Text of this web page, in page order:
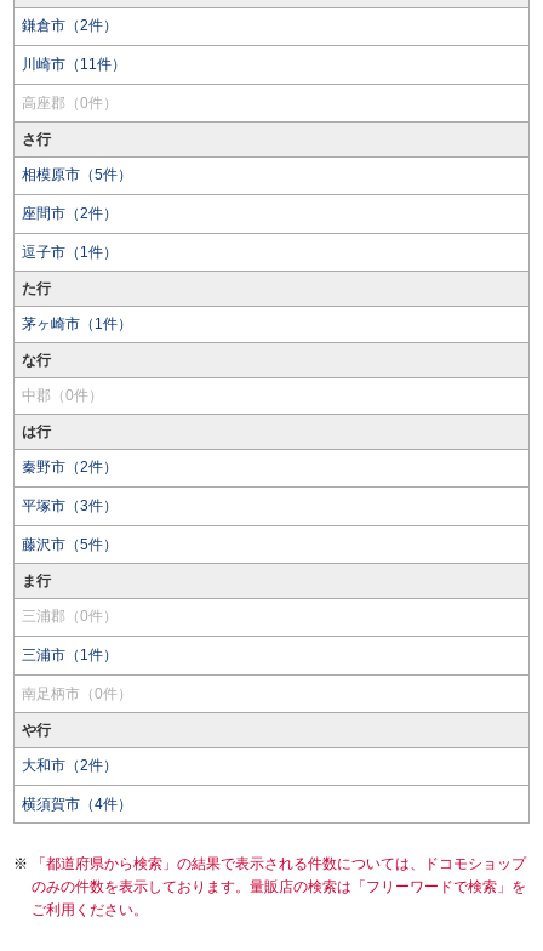
鎌倉市（2件）
川崎市（11件）
高座郡（0件）
さ行
相模原市（5件）
座間市（2件）
逗子市（1件）
た行
茅ヶ崎市（1件）
な行
中郡（0件）
は行
秦野市（2件）
平塚市（3件）
藤沢市（5件）
ま行
三浦郡（0件）
三浦市（1件）
南足柄市（0件）
や行
大和市（2件）
横須賀市（4件）
「都道府県から検索」の結果で表示される件数については、ドコモショップ
のみの件数を表示しております。量販店の検索は「フリーワードで検索」を
ご利用ください。